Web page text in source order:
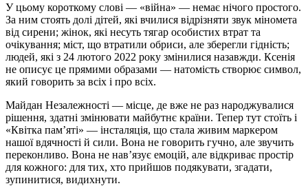
У цьому короткому слові — «війна» — немає нічого простого.
За ним стоять долі дітей, які вчилися відрізняти звук міномета
від сирени; жінок, які несуть тягар особистих втрат та
очікування; міст, що втратили обриси, але зберегли гідність;
людей, які з 24 лютого 2022 року змінилися назавжди. Ксенія
не описує це прямими образами — натомість створює символ,
який говорить за всіх і про всіх.
Майдан Незалежності — місце, де вже не раз народжувалися
рішення, здатні змінювати майбутнє країни. Тепер тут стоїть і
«Квітка пам’яті» — інсталяція, що стала живим маркером
нашої вдячності й сили. Вона не говорить гучно, але звучить
переконливо. Вона не нав’язує емоцій, але відкриває простір
для кожного: для тих, хто прийшов подякувати, згадати,
зупинитися, видихнути.